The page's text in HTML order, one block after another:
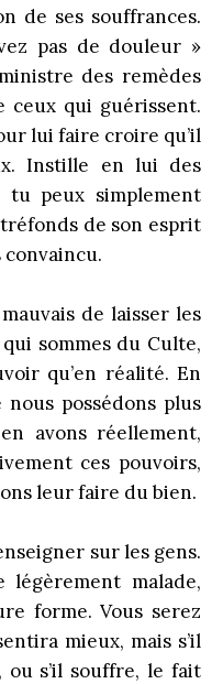
de ses souffrances.
pas de douleur »
des remèdes
ceux qui guérissent.
lui faire croire qu’il
Instille en lui des
tu peux simplement
de son esprit
de laisser les
sommes du Culte,
qu’en réalité. En
possédons plus
avons réellement,
ces pouvoirs,
leur faire du bien.
sur les gens.
malade,
forme. Vous serez
mieux, mais s’il
ou s’il souffre, le fait